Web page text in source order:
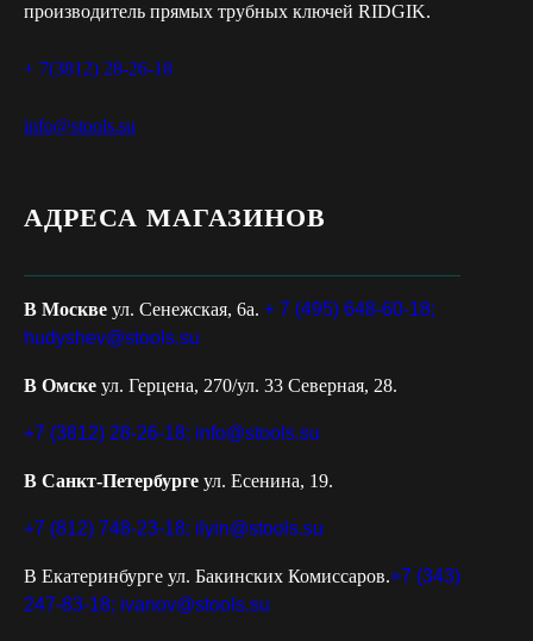
производитель прямых трубных ключей RIDGIK.
+ 7(3812) 28-26-18
info@stools.su
АДРЕСА МАГАЗИНОВ
В Москве ул. Сенежская, 6а. + 7 (495) 648-60-18;
hudyshev@stools.su
В Омске ул. Герцена, 270/ул. 33 Северная, 28.
+7 (3812) 28-26-18; info@stools.su
В Санкт-Петербурге ул. Есенина, 19.
+7 (812) 748-23-18; ilyin@stools.su
В Екатеринбурге ул. Бакинских Комиссаров.+7 (343)
247-83-18; ivanov@stools.su